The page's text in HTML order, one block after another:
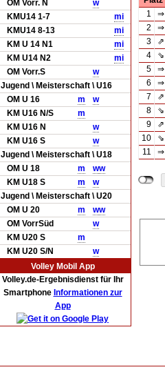
OM Vorr. N
w
KMU14 1-7
mi
KMU14 8-13
mi
KM U 14 N1
mi
KM U14 N2
mi
OM Vorr.S
w
Jugend \ Meisterschaft \ U16
OM U 16
m
w
KM U16 N/S
m
KM U16 N
w
KM U16 S
w
Jugend \ Meisterschaft \ U18
OM U 18
m ww
KM U18 S
m
w
Jugend \ Meisterschaft \ U20
OM U 20
m ww
OM VorrSüd
w
KM U20 S
m
KM U20 S/N
w
Volley Mobil App
Volley.de-Ergebnisdienst für Ihr
Smartphone Informationen zur
App
1
⇒
2
⇒
3
⇗
4
⇘
5
⇒
6
⇒
7
⇗
8
⇘
9
⇗
10
⇘
11
⇒